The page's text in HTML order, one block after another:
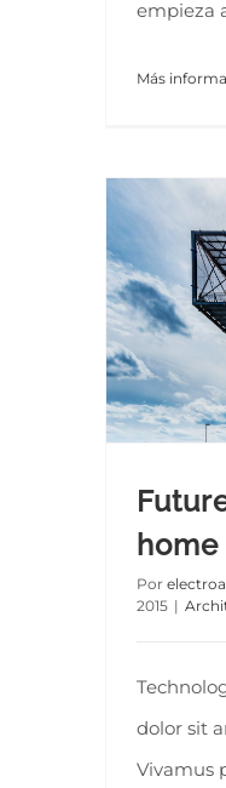
empieza
Más
home
Por
2015 |
dolor sit
Vivamus